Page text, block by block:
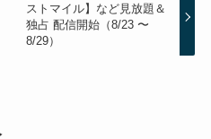
ストマイル】など見放題＆
独占 配信開始（8/23 〜
8/29）